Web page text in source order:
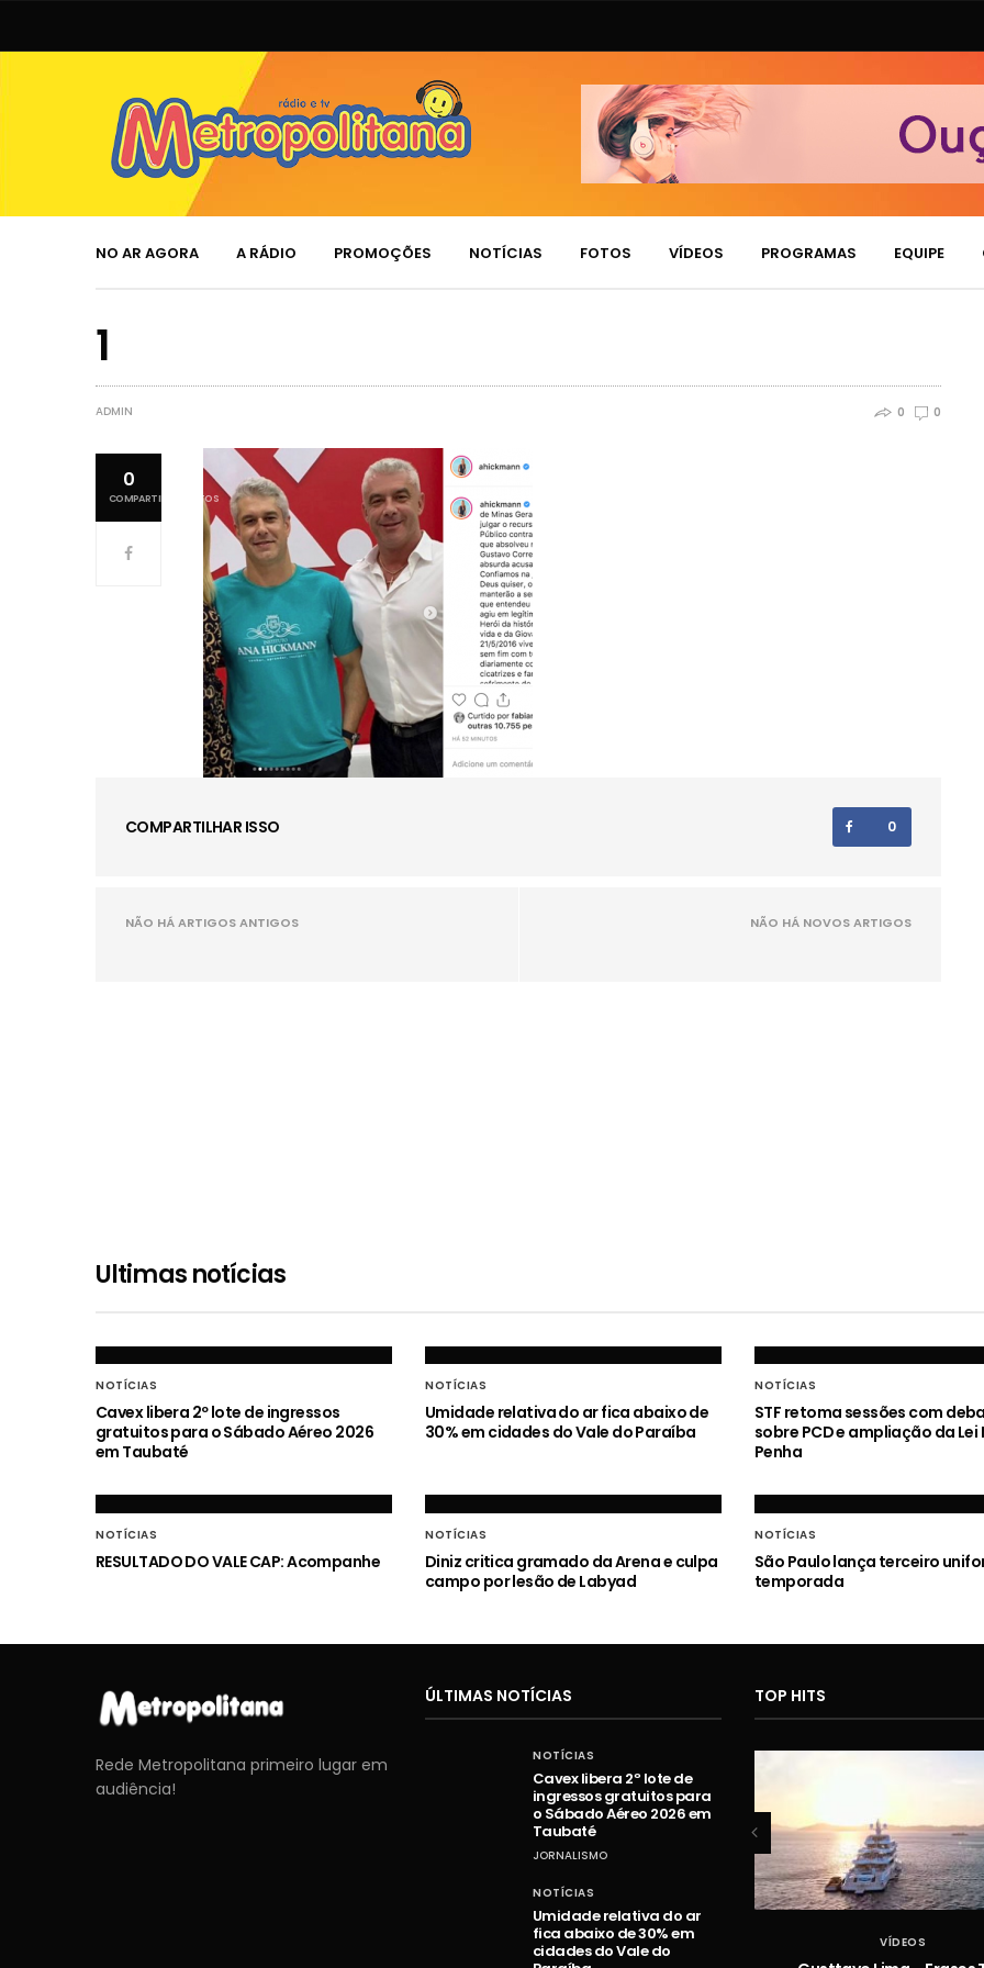
NO AR AGORA A RÁDIO PROMOÇÕES NOTÍCIAS FOTOS VÍDEOS PROGRAMAS EQUIPE
1
ADMIN 0 0
0
COMPARTILHAMENTOS
COMPARTILHAR ISSO 0
NÃO HÁ ARTIGOS ANTIGOS NÃO HÁ NOVOS ARTIGOS
Ultimas notícias
NOTÍCIAS
Cavex libera 2º lote de ingressos
gratuitos para o Sábado Aéreo 2026
em Taubaté
NOTÍCIAS
Umidade relativa do ar fica abaixo de
30% em cidades do Vale do Paraíba
NOTÍCIAS
STF retoma sessões com
sobre PCD e ampliação da
Penha
NOTÍCIAS
RESULTADO DO VALE CAP: Acompanhe
NOTÍCIAS
Diniz critica gramado da Arena e culpa
campo por lesão de Labyad
NOTÍCIAS
São Paulo lança terceiro
temporada
Rede Metropolitana primeiro lugar em
audiência!
ÚLTIMAS NOTÍCIAS
NOTÍCIAS
Cavex libera 2º lote de
ingressos gratuitos para
o Sábado Aéreo 2026 em
Taubaté
JORNALISMO
NOTÍCIAS
Umidade relativa do ar
fica abaixo de 30% em
cidades do Vale do
TOP HITS
VÍDEOS VÍDEOS